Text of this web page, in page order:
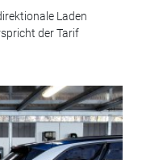
Laden
der Tarif